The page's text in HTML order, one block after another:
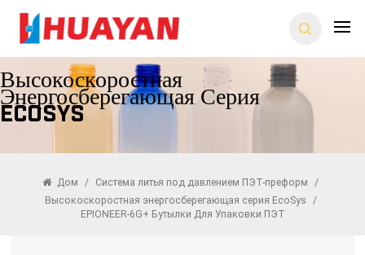
Высокоскоростная
Энергосберегающая Серия
EcoSys
Дом / Система литья под давлением ПЭТ-преформ
/
Высокоскоростная энергосберегающая серия EcoSys
/
EPIONEER-6G+ Бутылки Для Упаковки ПЭТ